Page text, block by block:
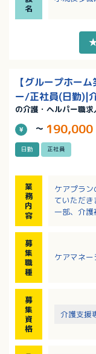
・日勤のみ
名
【グループホー
ー/正社員(日勤)|
の介護・ヘルパー職求
～ 190,000
日勤 正社員
業
務
内
容
ケアプラ
ていただき
一部、介護
募
集
職
種
ケアマネー
募
集
資
格
介護支援